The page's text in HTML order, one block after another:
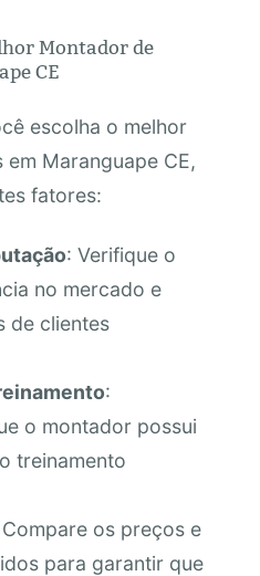
Montador de
CE
escolha o melhor
Maranguape CE,
fatores:
: Verifique o
no mercado e
de clientes
:
o montador possui
treinamento
os preços e
para garantir que